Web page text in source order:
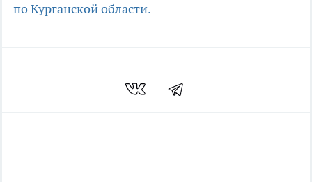
по Курганской области.